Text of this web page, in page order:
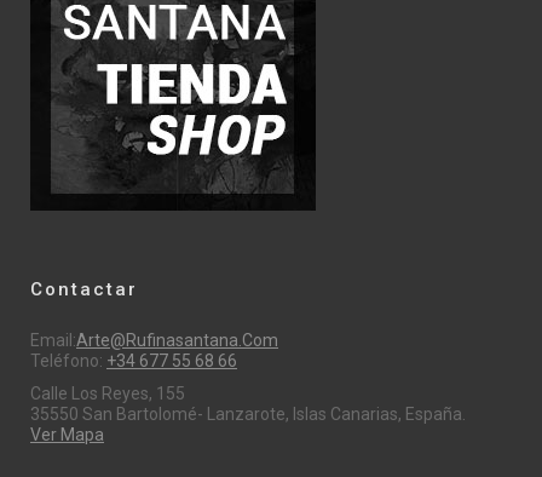
Contactar
Email:Arte@rufinasantana.com
Teléfono: +34 677 55 68 66
Calle Los Reyes, 155
35550 San Bartolomé- Lanzarote, Islas Canarias, España.
Ver Mapa